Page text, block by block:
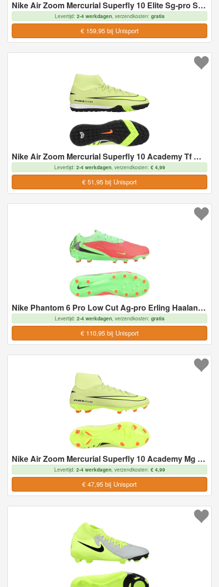
Nike Air Zoom Mercurial Superfly 10 Elite Sg-pro Shadow - Zwart/blauw - Soft Ground (Sg), maat 40½
Levertijd: 2-4 werkdagen, verzendkosten: gratis
€ 159,95 bij Unisport
Nike Air Zoom Mercurial Superfly 10 Academy Tf Max Voltage - Geel/neon/oranje - Turf (Tf), maat 44½
Levertijd: 2-4 werkdagen, verzendkosten: € 4,99
€ 51,95 bij Unisport
Nike Phantom 6 Pro Low Cut Ag-pro Erling Haaland Personal Edition - Roze/zwart/groen - Kunstgras (Ag), maat 44½
Levertijd: 2-4 werkdagen, verzendkosten: gratis
€ 110,95 bij Unisport
Nike Air Zoom Mercurial Superfly 10 Academy Mg Max Voltage - Geel/neon/oranje - Multi Ground (Mg), maat 44½
Levertijd: 2-4 werkdagen, verzendkosten: € 4,99
€ 47,95 bij Unisport